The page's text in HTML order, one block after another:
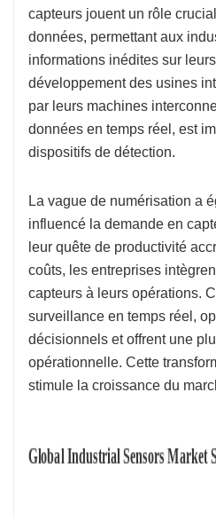
capteurs jouent un rôle
données, permettant aux
informations inédites sur
développement des usines
par leurs machines
données en temps réel, est
dispositifs de détection.
La vague de numérisation a
influencé la demande en
leur quête de productivité
coûts, les entreprises
capteurs à leurs opérations.
surveillance en temps réel,
décisionnels et offrent une
opérationnelle. Cette
stimule la croissance du